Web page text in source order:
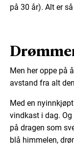
på 30 år). Alt er
Men her oppe på
avstand fra alt
Med en
vindkast i dag.
på dragen som
blå himmelen,